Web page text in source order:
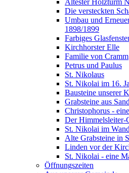
Die versteckten
Umbau und
1898/1899
Farbiges
Kirchhorster Elle
Familie von Cramm
Petrus und Paulus
St. Nikolaus
St. Nikolai im 16.
Bausteine unserer
Grabsteine aus Sand
Christophorus -
Der Himmelsleiter-
St. Nikolai im
Alte Grabsteine in
Linden vor der
St. Nikolai - eine
Öffnungszeiten